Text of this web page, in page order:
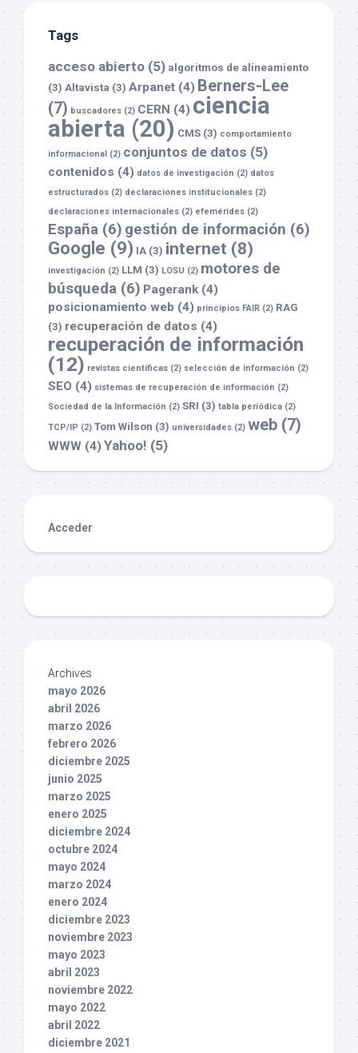
Tags
acceso abierto (5) algoritmos de alineamiento
(3) Altavista (3) Arpanet (4) Berners-Lee
(7) buscadores (2) CERN (4) ciencia
abierta (20) CMS (3) comportamiento
informacional (2) conjuntos de datos (5)
contenidos (4) datos de investigación (2) datos
estructurados (2) declaraciones institucionales (2)
declaraciones internacionales (2) efemérides (2)
España (6) gestión de información (6)
Google (9) IA (3) internet (8)
investigación (2) LLM (3) LOSU (2) motores de
búsqueda (6) Pagerank(4)
posicionamiento web (4) principios FAIR (2) RAG
(3) recuperación de datos (4)
recuperación de información
(12) revistas científicas (2) selección de información (2)
SEO (4) sistemas de recuperación de información (2)
Sociedad de la Información (2) SRI (3) tabla periódica (2)
TCP/IP (2) Tom Wilson (3) universidades (2) web (7)
WWW (4)Yahoo! (5)
Acceder
Archives
mayo 2026
abril 2026
marzo 2026
febrero 2026
diciembre 2025
junio 2025
marzo 2025
enero 2025
diciembre 2024
octubre 2024
mayo 2024
marzo 2024
enero 2024
diciembre 2023
noviembre 2023
mayo 2023
abril 2023
noviembre 2022
mayo 2022
abril 2022
diciembre 2021